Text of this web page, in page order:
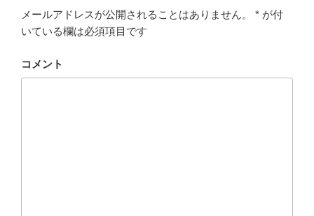
メールアドレスが公開されることはありません。 * が付
いている欄は必須項目です
コメント